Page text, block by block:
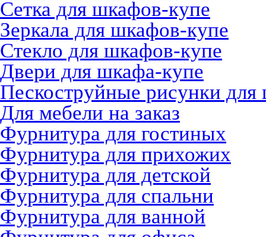
Сетка для шкафов-купе
Зеркала для шкафов-купе
Стекло для шкафов-купе
Двери для шкафа-купе
Пескоструйные рисунки
Для мебели на заказ
Фурнитура для гостиных
Фурнитура для прихожих
Фурнитура для детской
Фурнитура для спальни
Фурнитура для ванной